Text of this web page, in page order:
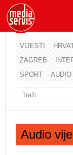
VIJESTI
ZAGREB
SPORT
Audio